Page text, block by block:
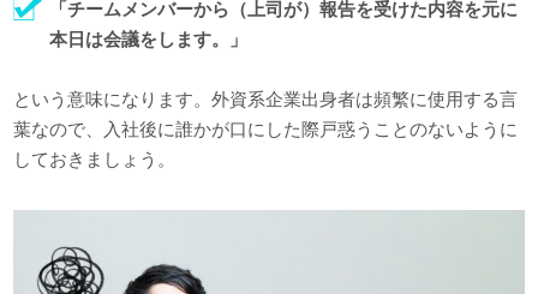
「チームメンバーから（上司が）報告を受けた内容を元に
本日は会議をします。」
という意味になります。外資系企業出身者は頻繁に使用する言
葉なので、入社後に誰かが口にした際戸惑うことのないように
しておきましょう。